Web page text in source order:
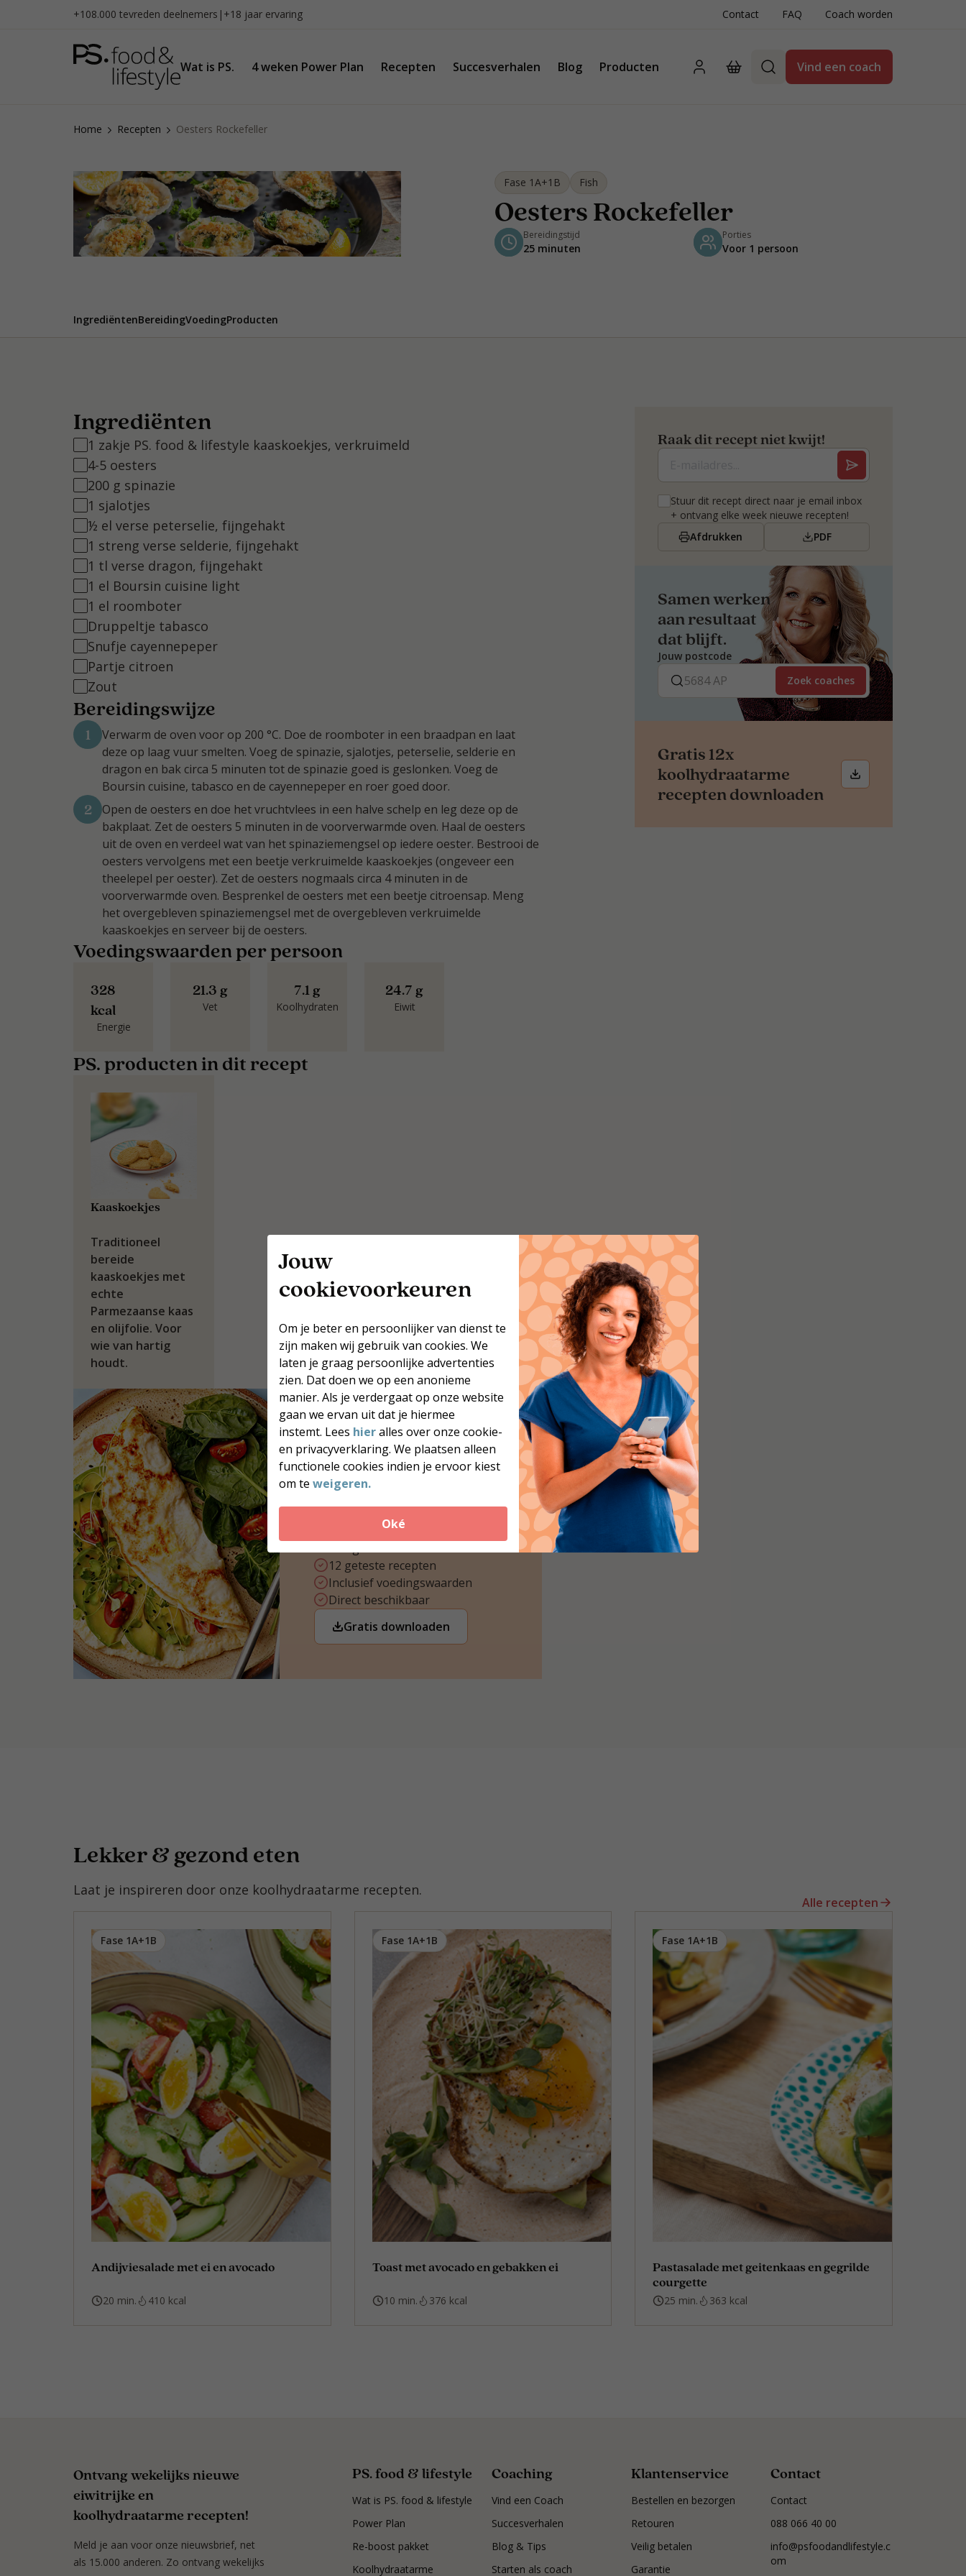
Jouw
cookievoorkeuren
Om je beter en persoonlijker van dienst te
zijn maken wij gebruik van cookies. We
laten je graag persoonlijke advertenties
zien. Dat doen we op een anonieme
manier. Als je verdergaat op onze website
gaan we ervan uit dat je hiermee
instemt. Lees hieralles over onze cookie-
en privacyverklaring. We plaatsen alleen
functionele cookies indien je ervoor kiest
om te weigeren.
Oké
+108.000 tevreden deelnemers | +18 jaar ervaring Contact FAQ Coach worden
Wat is PS. 4 weken Power Plan Recepten Succesverhalen Blog Producten Vind een coach
Home Recepten Oesters Rockefeller
Fase 1A+1B Fish
Oesters Rockefeller
Bereidingstijd
25 minuten
Porties
Voor 1 persoon
IngrediëntenBereidingVoedingProducten
Ingrediënten
1 zakje PS. food & lifestyle kaaskoekjes, verkruimeld
4-5 oesters
200 g spinazie
1 sjalotjes
½ el verse peterselie, fijngehakt
1 streng verse selderie, fijngehakt
1 tl verse dragon, fijngehakt
1 el Boursin cuisine light
1 el roomboter
Druppeltje tabasco
Snufje cayennepeper
Partje citroen
Zout
Bereidingswijze
1
Verwarm de oven voor op 200 °C. Doe de roomboter in een braadpan en laat
deze op laag vuur smelten. Voeg de spinazie, sjalotjes, peterselie, selderie en
dragon en bak circa 5 minuten tot de spinazie goed is geslonken. Voeg de
Boursin cuisine, tabasco en de cayennepeper en roer goed door.
2
Open de oesters en doe het vruchtvlees in een halve schelp en leg deze op de
bakplaat. Zet de oesters 5 minuten in de voorverwarmde oven. Haal de oesters
uit de oven en verdeel wat van het spinaziemengsel op iedere oester. Bestrooi de
oesters vervolgens met een beetje verkruimelde kaaskoekjes (ongeveer een
theelepel per oester). Zet de oesters nogmaals circa 4 minuten in de
voorverwarmde oven. Besprenkel de oesters met een beetje citroensap. Meng
het overgebleven spinaziemengsel met de overgebleven verkruimelde
kaaskoekjes en serveer bij de oesters.
Voedingswaarden per persoon
328
kcal
Energie
21.3 g
Vet
7.1 g
Koolhydraten
24.7 g
Eiwit
PS. producten in dit recept
Kaaskoekjes
Traditioneel
bereide
kaaskoekjes met
echte
Parmezaanse kaas
en olijfolie. Voor
wie van hartig
houdt.
12x koolhydraatarme
recepten
Wil je meer heerlijke,
met 12 inspirerende recepten voor
12 geteste recepten
Inclusief voedingswaarden
Direct beschikbaar
Gratis downloaden
Raak dit recept niet kwijt!
Stuur dit recept direct naar je email inbox
+ ontvang elke week nieuwe recepten!
Afdrukken
PDF
Samen werken
aan resultaat
dat blijft.
Jouw postcode
Zoek coaches
Gratis 12x
koolhydraatarme
recepten downloaden
Lekker & gezond eten
Laat je inspireren door onze koolhydraatarme recepten.
Alle recepten
Fase 1A+1B
Andijviesalade met ei en avocado
20 min. 410 kcal
Fase 1A+1B
Toast met avocado en gebakken ei
10 min. 376 kcal
Fase 1A+1B
Pastasalade met geitenkaas en gegrilde
courgette
25 min. 363 kcal
Ontvang wekelijks nieuwe
eiwitrijke en
koolhydraatarme recepten!
Meld je aan voor onze nieuwsbrief, net
als 15.000 anderen. Zo ontvang wekelijks
PS. food & lifestyle
Wat is PS. food & lifestyle
Power Plan
Re-boost pakket
Koolhydraatarme
Coaching
Vind een Coach
Succesverhalen
Blog & Tips
Starten als coach
Klantenservice
Bestellen en bezorgen
Retouren
Veilig betalen
Garantie
Contact
Contact
088 066 40 00
info@psfoodandlifestyle.c
om